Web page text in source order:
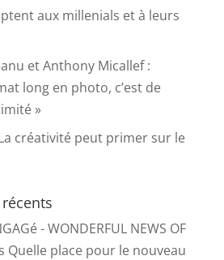
aux millenials et à leurs
et Anthony Micallef :
long en photo, c’est de
»
créativité peut primer sur le
- WONDERFUL NEWS OF
Quelle place pour le nouveau